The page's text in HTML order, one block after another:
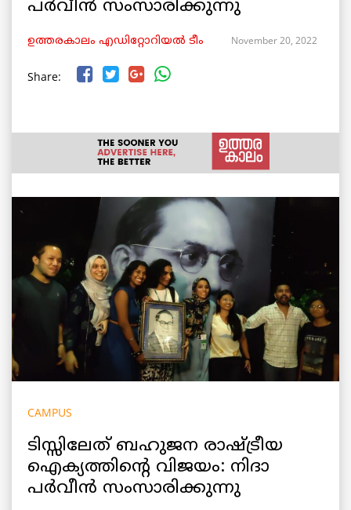
പർവീൻ സംസാരിക്കുന്നു
ഉത്തരകാലം എഡിറ്റോറിയല്‍ ടീം November 20, 2022
Share:
CAMPUS
ടിസ്സിലേത് ബഹുജന രാഷ്ട്രീയ
ഐക്യത്തിന്റെ വിജയം: നിദാ
പർവീൻ സംസാരിക്കുന്നു